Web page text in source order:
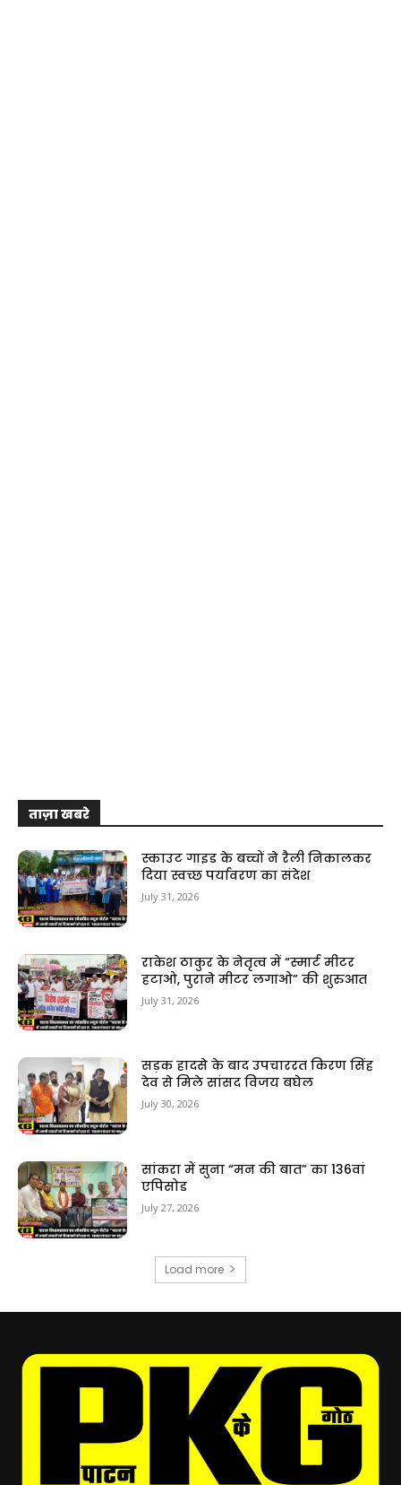
ताज़ा खबरे
स्काउट गाइड के बच्चों ने रैली निकालकर
दिया स्वच्छ पर्यावरण का संदेश
July 31, 2026
राकेश ठाकुर के नेतृत्व में “स्मार्ट मीटर
हटाओ, पुराने मीटर लगाओ” की शुरुआत
July 31, 2026
सड़क हादसे के बाद उपचाररत किरण सिंह
देव से मिले सांसद विजय बघेल
July 30, 2026
सांकरा में सुना “मन की बात” का 136वां
एपिसोड
July 27, 2026
Load more